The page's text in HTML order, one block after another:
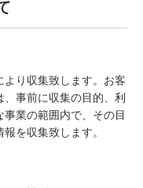
り収集致します。お客
事前に収集の目的、利
業の範囲内で、その目
を収集致します。